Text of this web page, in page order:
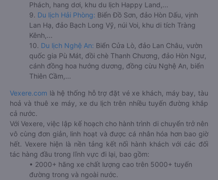
Phách, hang dơi, khu du lịch Happy Land,...
9. Du lịch Hải Phòng: Biển Đồ Sơn, đảo Hòn Dấu, vịnh
Lan Hạ, đảo Bạch Long Vỹ, núi Voi, khu di tích Tràng
Kênh,...
10. Du lịch Nghệ An: Biển Cửa Lò, đảo Lan Châu, vườn
quốc gia Pù Mát, đồi chè Thanh Chương, đảo Hòn Ngư,
cánh đồng hoa hướng dương, đồng cừu Nghệ An, biển
Thiên Cầm,...
Vexere.com là hệ thống hỗ trợ đặt vé xe khách, máy bay, tàu
hoả và thuê xe máy, xe du lịch trên nhiều tuyến đường khắp
cả nước.
Với Vexere, việc lập kế hoạch cho hành trình di chuyển trở nên
vô cùng đơn giản, linh hoạt và được cá nhân hóa hơn bao giờ
hết. Vexere hiện là nền tảng kết nối hành khách với các đối
tác hàng đầu trong lĩnh vực đi lại, bao gồm:
• 2000+ hãng xe chất lượng cao trên 5000+ tuyến
đường trong và ngoài nước.